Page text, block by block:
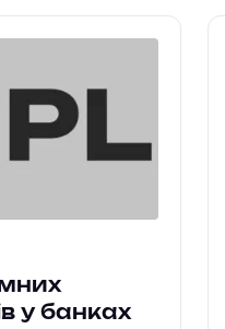
у банках